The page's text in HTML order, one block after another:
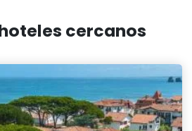
cercanos